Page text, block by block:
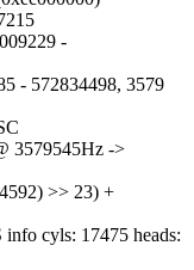
-
- 572834498, 3579
3579545Hz ->
>> 23) +
cyls: 17475 heads: